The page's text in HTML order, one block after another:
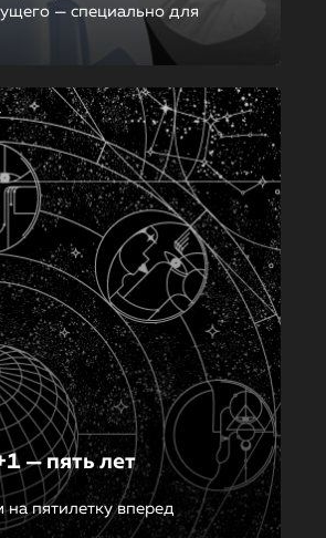
— специально для
— пять лет
на пятилетку вперед